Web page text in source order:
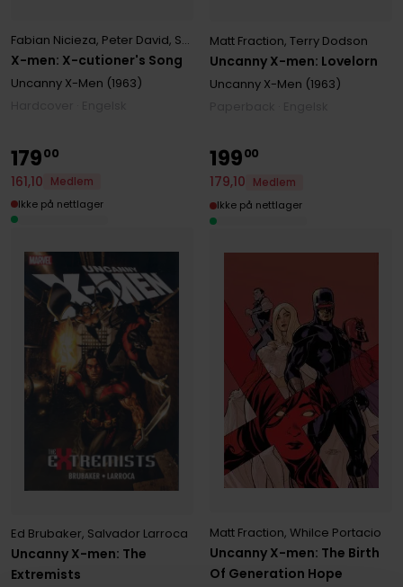
X-men: X-cutioner's Song
Fabian Nicieza, Peter David, Scott Lobdell
Uncanny X-Men (1963)
Uncanny X-men: Lovelorn
Matt Fraction,Terry Dodson
Uncanny X-Men (1963)
Uncanny X-men: The
Extremists
Ed Brubaker, Salvador Larroca
17900
161,10
Medlem
Ikke på nettlager
Uncanny X-men: The Birth
Of Generation Hope
Matt Fraction,Whilce Portacio
19900
179,10
Medlem
Ikke på nettlager